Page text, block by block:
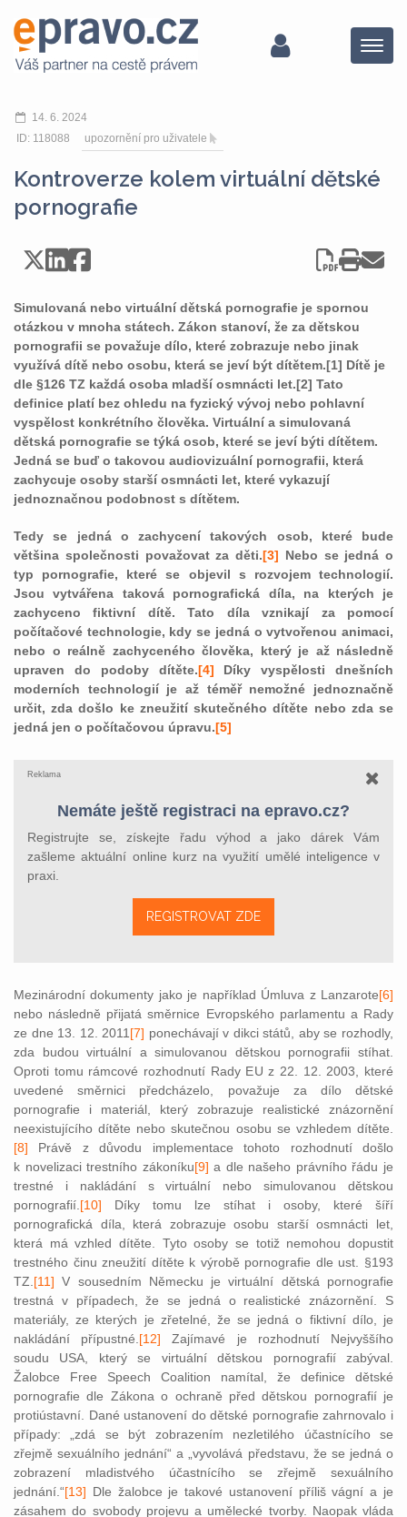
Menu
14. 6. 2024
ID: 118088
upozornění pro uživatele
Kontroverze kolem virtuální dětské
pornografie
Simulovaná nebo virtuální dětská pornografie je spornou
otázkou v mnoha státech. Zákon stanoví, že za dětskou
pornografii se považuje dílo, které zobrazuje nebo jinak
využívá dítě nebo osobu, která se jeví být dítětem.[1] Dítě je
dle §126 TZ každá osoba mladší osmnácti let.[2] Tato
definice platí bez ohledu na fyzický vývoj nebo pohlavní
vyspělost konkrétního člověka. Virtuální a simulovaná
dětská pornografie se týká osob, které se jeví býti dítětem.
Jedná se buď o takovou audiovizuální pornografii, která
zachycuje osoby starší osmnácti let, které vykazují
jednoznačnou podobnost s dítětem.
Tedy se jedná o zachycení takových osob, které bude
většina společnosti považovat za děti.[3] Nebo se jedná o
typ pornografie, které se objevil s rozvojem technologií.
Jsou vytvářena taková pornografická díla, na kterých je
zachyceno fiktivní dítě. Tato díla vznikají za pomocí
počítačové technologie, kdy se jedná o vytvořenou animaci,
nebo o reálně zachyceného člověka, který je až následně
upraven do podoby dítěte.[4] Díky vyspělosti dnešních
moderních technologií je až téměř nemožné jednoznačně
určit, zda došlo ke zneužití skutečného dítěte nebo zda se
jedná jen o počítačovou úpravu.[5]
Reklama
Nemáte ještě registraci na epravo.cz?
Registrujte se, získejte řadu výhod a jako dárek Vám
zašleme aktuální online kurz na využití umělé inteligence v
praxi.
REGISTROVAT ZDE
Mezinárodní dokumenty jako je například Úmluva z Lanzarote[6]
nebo následně přijatá směrnice Evropského parlamentu a Rady
ze dne 13. 12. 2011 [7] ponechávají v dikci států, aby se rozhodly,
zda budou virtuální a simulovanou dětskou pornografii stíhat.
Oproti tomu rámcové rozhodnutí Rady EU z 22. 12. 2003, které
uvedené směrnici předcházelo, považuje za dílo dětské
pornografie i materiál, který zobrazuje realistické znázornění
neexistujícího dítěte nebo skutečnou osobu se vzhledem dítěte.
[8] Právě z důvodu implementace tohoto rozhodnutí došlo
k novelizaci trestního zákoníku[9] a dle našeho právního řádu je
trestné i nakládání s virtuální nebo simulovanou dětskou
pornografií. [10] Díky tomu lze stíhat i osoby, které šíří
pornografická díla, která zobrazuje osobu starší osmnácti let,
která má vzhled dítěte. Tyto osoby se totiž nemohou dopustit
trestného činu zneužití dítěte k výrobě pornografie dle ust. §193
TZ. [11] V sousedním Německu je virtuální dětská pornografie
trestná v případech, že se jedná o realistické znázornění. S
materiály, ze kterých je zřetelné, že se jedná o fiktivní dílo, je
nakládání přípustné. [12] Zajímavé je rozhodnutí Nejvyššího
soudu USA, který se virtuální dětskou pornografií zabýval.
Žalobce Free Speech Coalition namítal, že definice dětské
pornografie dle Zákona o ochraně před dětskou pornografií je
protiústavní. Dané ustanovení do dětské pornografie zahrnovalo i
případy: „zdá se být zobrazením nezletilého účastnícího se
zřejmě sexuálního jednání“ a „vyvolává představu, že se jedná o
zobrazení mladistvého účastnícího se zřejmě sexuálního
jednání.“[13] Dle žalobce je takové ustanovení příliš vágní a je
zásahem do svobody projevu a umělecké tvorby. Naopak vláda